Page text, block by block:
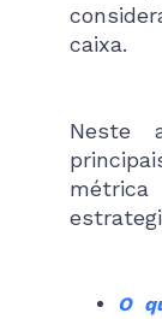
caixa.
Neste
O